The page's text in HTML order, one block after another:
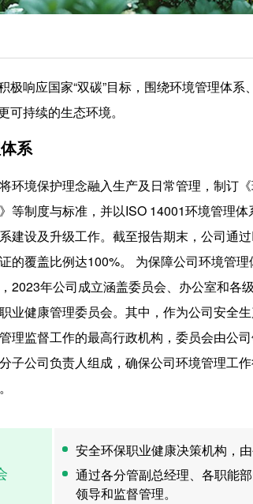
极响应国家“双碳”目标，围绕环境管理体
可持续的生态环境。
系
环境保护理念融入生产及日常管理，制订
等制度与标准，并以ISO 14001环境管理体
建设及升级工作。截至报告期末，公司通
的覆盖比例达100%。 为保障公司环境管
2023年公司成立涵盖委员会、办公室和各
业健康管理委员会。其中，作为公司安全
理监督工作的最高行政机构，委员会由公
子公司负责人组成，确保公司环境管理工
安全环保职业健康决策机构，
通过各分管副总经理、各职能
领导和监督管理。